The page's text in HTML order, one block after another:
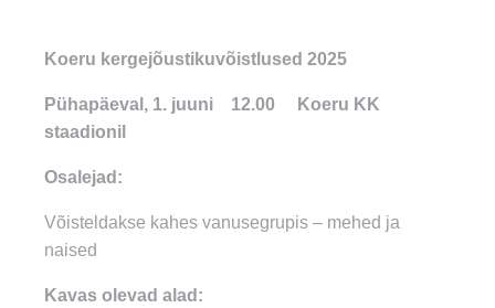
Koeru kergejõustikuvõistlused 2025
Pühapäeval, 1. juuni 12.00 Koeru KK
staadionil
Osalejad:
Võisteldakse kahes vanusegrupis – mehed ja
naised
Kavas olevad alad: